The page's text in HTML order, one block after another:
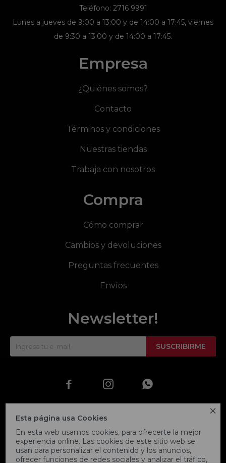

Esta página usa Cookies
En esta web usamos cookies, para ofrecerte la mejor
experiencia online. Las cookies de este sitio web se
usan para personalizar el contenido y los anuncios,
ofrecer funciones de redes sociales y analizar el tráfico,
Teléfono: 2716 9991
Lunes a jueves de 9:00 a 13:00 y de 14:00 a 17:45, viernes
de 9:30 a 13:00 y de 14:00 a 17:45.
Empresa
¿Quiénes somos?
Contacto
Términos y condiciones
Nuestras tiendas
Trabaja con nosotros
Compra
Cómo comprar
Cambios y devoluciones
Preguntas frecuentes
Envíos
Newsletter!
SUSCRIBIRME
  